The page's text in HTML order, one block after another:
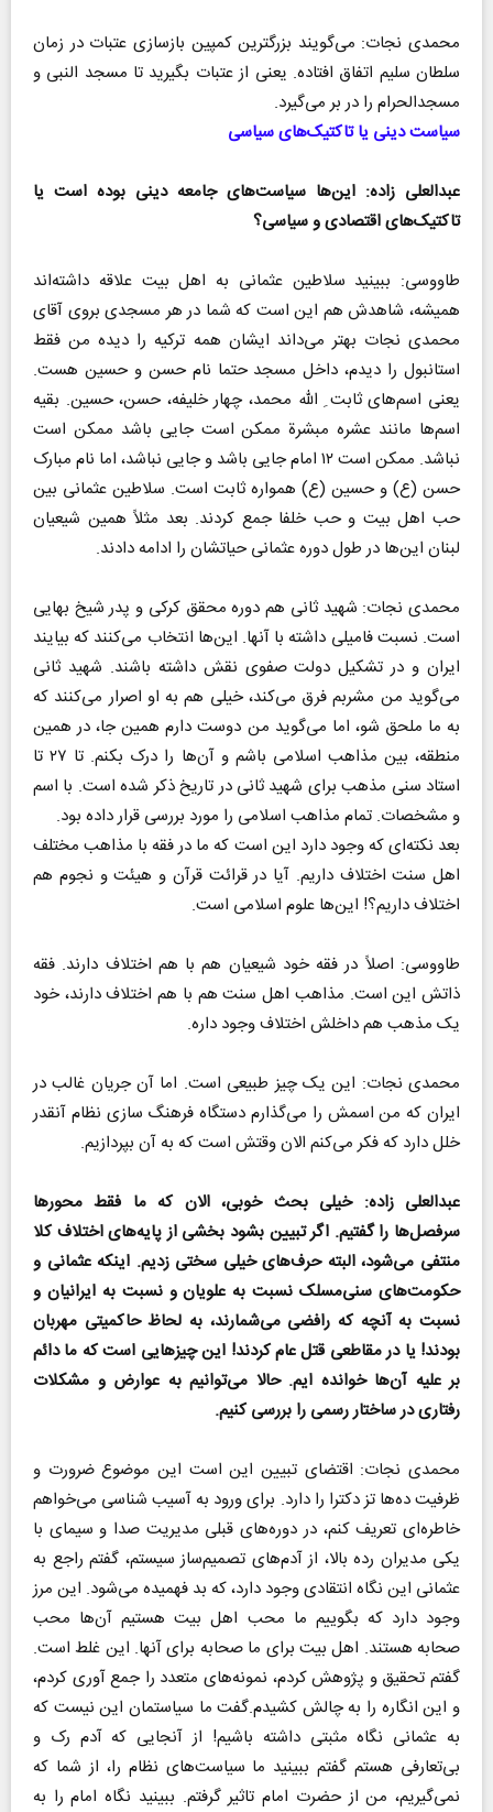
محمدی نجات: می‌گویند بزرگترین کمپین بازسازی عتبات در زمان
سلطان سلیم اتفاق افتاده. یعنی از عتبات بگیرید تا مسجد النبی و
مسجدالحرام را در بر می‌گیرد.
سیاست دینی یا تاکتیک‌های سیاسی
عبدالعلی زاده: این‌ها سیاست‌های جامعه دینی بوده است یا
تاکتیک‌های اقتصادی و سیاسی؟
طاووسی: ببینید سلاطین عثمانی به اهل بیت علاقه داشته‌اند
همیشه، شاهدش هم این است که شما در هر مسجدی بروی آقای
محمدی نجات بهتر می‌داند ایشان همه ترکیه را دیده من فقط
استانبول را دیدم، داخل مسجد حتما نام حسن و حسین هست.
یعنی اسم‌های ثابت ِ الله محمد، چهار خلیفه، حسن، حسین. بقیه
اسم‌ها مانند عشره مبشرة ممکن است جایی باشد ممکن است
نباشد. ممکن است ۱۲ امام جایی باشد و جایی نباشد، اما نام مبارک
حسن (ع) و حسین (ع) همواره ثابت است. سلاطین عثمانی بین
حب اهل بیت و حب خلفا جمع کردند. بعد مثلاً همین شیعیان
لبنان این‌ها در طول دوره عثمانی حیاتشان را ادامه دادند.
محمدی نجات: شهید ثانی هم دوره محقق کرکی و پدر شیخ بهایی
است. نسبت فامیلی داشته با آنها. این‌ها انتخاب می‌کنند که بیایند
ایران و در تشکیل دولت صفوی نقش داشته باشند. شهید ثانی
می‌گوید من مشربم فرق می‌کند، خیلی هم به او اصرار می‌کنند که
به ما ملحق شو، اما می‌گوید من دوست دارم همین جا، در همین
منطقه، بین مذاهب اسلامی باشم و آن‌ها را درک بکنم. تا ۲۷ تا
استاد سنی مذهب برای شهید ثانی در تاریخ ذکر شده است. با اسم
و مشخصات. تمام مذاهب اسلامی را مورد بررسی قرار داده بود.
بعد نکته‌ای که وجود دارد این است که ما در فقه با مذاهب مختلف
اهل سنت اختلاف داریم. آیا در قرائت قرآن و هیئت و نجوم هم
اختلاف داریم؟! این‌ها علوم اسلامی است.
طاووسی: اصلاً در فقه خود شیعیان هم با هم اختلاف دارند. فقه
ذاتش این است. مذاهب اهل سنت هم با هم اختلاف دارند، خود
یک مذهب هم داخلش اختلاف وجود داره.
محمدی نجات: این یک چیز طبیعی است. اما آن جریان غالب در
ایران که من اسمش را می‌گذارم دستگاه فرهنگ سازی نظام آنقدر
خلل دارد که فکر می‌کنم الان وقتش است که به آن بپردازیم.
عبدالعلی زاده: خیلی بحث خوبی، الان که ما فقط محور‌ها
سرفصل‌ها را گفتیم. اگر تبیین بشود بخشی از پایه‌های اختلاف کلا
منتفی می‌شود، البته حرف‌های خیلی سختی زدیم. اینکه عثمانی و
حکومت‌های سنی‌مسلک نسبت به علویان و نسبت به ایرانیان و
نسبت به آنچه که رافضی می‌شمارند، به لحاظ حاکمیتی مهربان
بودند! یا در مقاطعی قتل عام کردند! این چیز‌هایی است که ما دائم
بر علیه آن‌ها خوانده ایم. حالا می‌توانیم به عوارض و مشکلات
رفتاری در ساختار رسمی را بررسی کنیم.
محمدی نجات: اقتضای تبیین این است این موضوع ضرورت و
ظرفیت ده‌ها تز دکترا را دارد. برای ورود به آسیب شناسی می‌خواهم
خاطره‌ای تعریف کنم، در دوره‌های قبلی مدیریت صدا و سیمای با
یکی مدیران رده بالا، از آدم‌های تصمیم‌ساز سیستم، گفتم راجع به
عثمانی این نگاه انتقادی وجود دارد، که بد فهمیده می‌شود. این مرز
وجود دارد که بگوییم ما محب اهل بیت هستیم آن‌ها محب
صحابه هستند. اهل بیت برای ما صحابه برای آنها. این غلط است.
گفتم تحقیق و پژوهش کردم، نمونه‌های متعدد را جمع آوری کردم،
و این انگاره را به چالش کشیدم.گفت ما سیاستمان این نیست که
به عثمانی نگاه مثبتی داشته باشیم! از آنجایی که آدم رک و
بی‌تعارفی هستم گفتم ببینید ما سیاست‌های نظام را، از شما که
نمی‌گیریم، من از حضرت امام تاثیر گرفتم. ببینید نگاه امام را به